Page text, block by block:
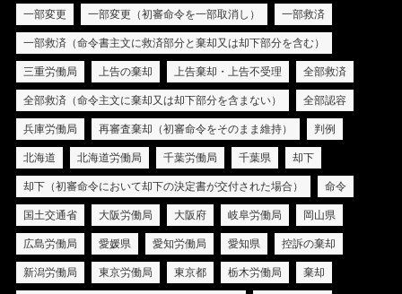
一部変更 一部変更（初審命令を一部取消し） 一部救済
一部救済（命令書主文に救済部分と棄却又は却下部分を含む）
三重労働局 上告の棄却 上告棄却・上告不受理 全部救済
全部救済（命令主文に棄却又は却下部分を含まない） 全部認容
兵庫労働局 再審査棄却（初審命令をそのまま維持） 判例
北海道 北海道労働局 千葉労働局 千葉県 却下
却下（初審命令において却下の決定書が交付された場合） 命令
国土交通省 大阪労働局 大阪府 岐阜労働局 岡山県
広島労働局 愛媛県 愛知労働局 愛知県 控訴の棄却
新潟労働局 東京労働局 東京都 栃木労働局 棄却